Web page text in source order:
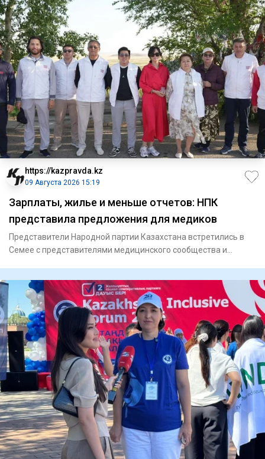
https://kazpravda.kz
09 Августа 2026 15:19
Зарплаты, жилье и меньше отчетов: НПК
представила предложения для медиков
Представители Народной партии Казахстана встретились в
Семее с представителями медицинского сообщества и